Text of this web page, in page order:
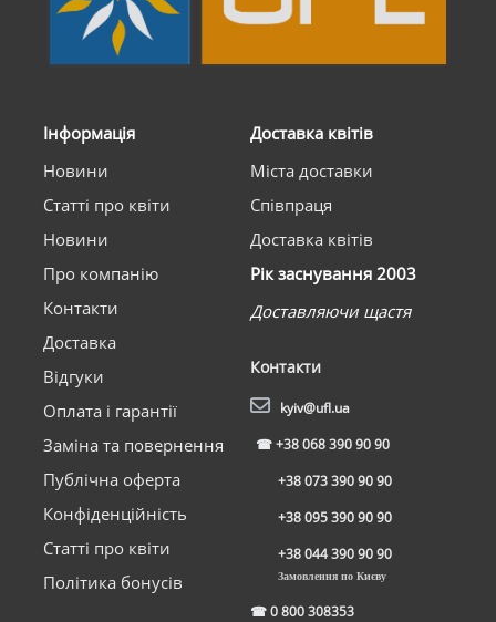
Інформація
Новини
Статті про квіти
Новини
Про компанію
Контакти
Доставка
Відгуки
Оплата і гарантії
Заміна та повернення
Публічна оферта
Конфіденційність
Статті про квіти
Політика бонусів
Доставка квітів
Міста доставки
Співпраця
Доставка квітів
Рік заснування 2003
Доставляючи щастя
Контакти
kyiv@ufl.ua
☎+38 068 390 90 90
+38 073 390 90 90
+38 095 390 90 90
+38 044 390 90 90
Замовлення по Києву
☎0 800 308353